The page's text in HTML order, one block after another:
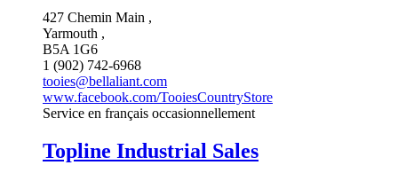
427 Chemin Main ,
Yarmouth ,
B5A 1G6
1 (902) 742-6968
tooies@bellaliant.com
www.facebook.com/TooiesCountryStore
Service en français occasionnellement
Topline Industrial Sales